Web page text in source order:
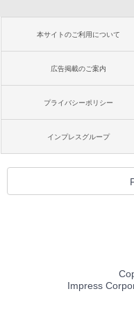
本サイトのご利用について
広告掲載のご案内
プライバシーポリシー
インプレスグループ
Impress